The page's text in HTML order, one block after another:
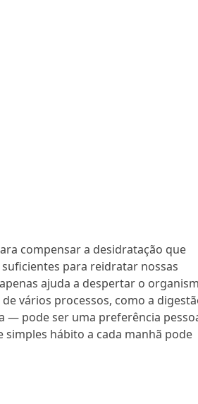
compensar a desidratação que
para reidratar nossas
ajuda a despertar o
vários processos, como a
— pode ser uma preferência
hábito a cada manhã pode